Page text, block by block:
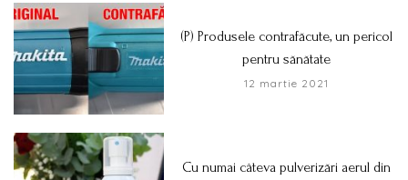
(P) Produsele contrafăcute, un pericol
pentru sănătate
12 martie 2021
Cu numai câteva pulverizări aerul din